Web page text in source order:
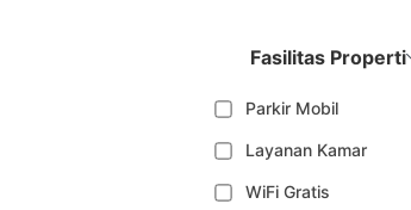
Fasilitas Properti
Parkir Mobil
Layanan Kamar
WiFi Gratis